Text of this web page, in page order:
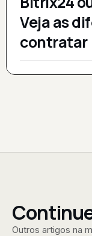
Veja as
contratar
Outros artigos na